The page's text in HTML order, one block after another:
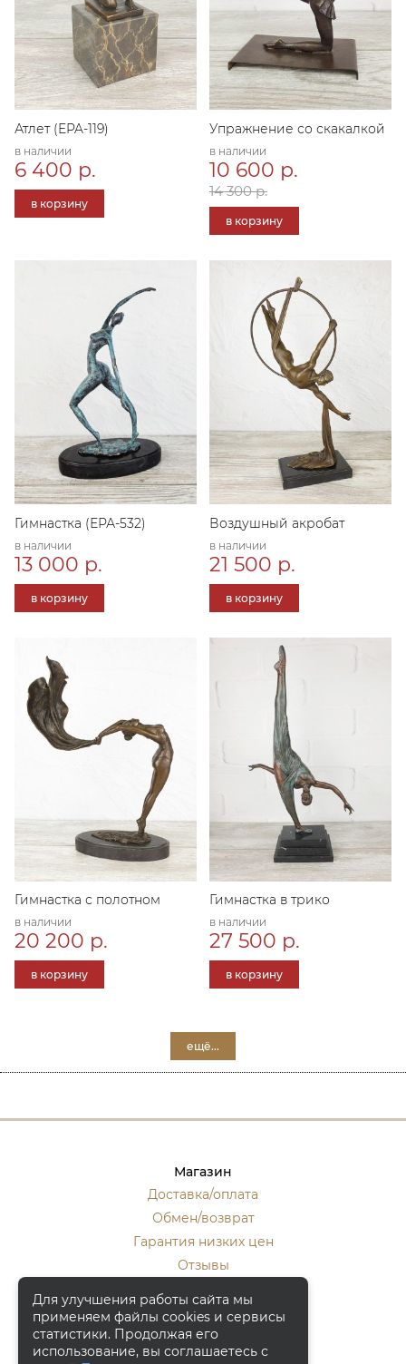
Атлет (EPA-119)
в наличии
6 400 р.
в корзину
Упражнение со скакалкой
в наличии
10 600 р.
14 300 р.
в корзину
Гимнастка (ЕРА-532)
в наличии
13 000 р.
в корзину
Воздушный акробат
в наличии
21 500 р.
в корзину
Гимнастка с полотном
в наличии
20 200 р.
в корзину
Гимнастка в трико
в наличии
27 500 р.
в корзину
ещё...
Магазин
Доставка/оплата
Обмен/возврат
Гарантия низких цен
Отзывы
Контакты
Москва, ул. Кулакова 20, к.1.
Для улучшения работы сайта мы
применяем файлы cookies и сервисы
статистики. Продолжая его
использование, вы соглашаетесь с